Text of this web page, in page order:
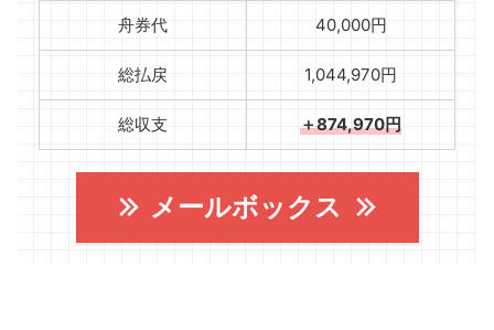
舟券代 40,000円
総払戻 1,044,970円
総収支 ＋874,970円
メールボックス